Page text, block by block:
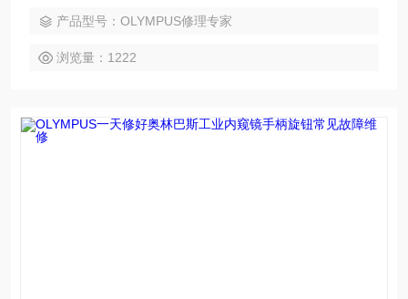
一半不动、开机不能进入程序、指示灯不亮、触摸屏死机；触
摸屏灯管不亮；触摸屏玻璃烂维修更换触摸屏触摸偏移；触摸
产品型号：OLYMPUS修理专家
浏览量：1222